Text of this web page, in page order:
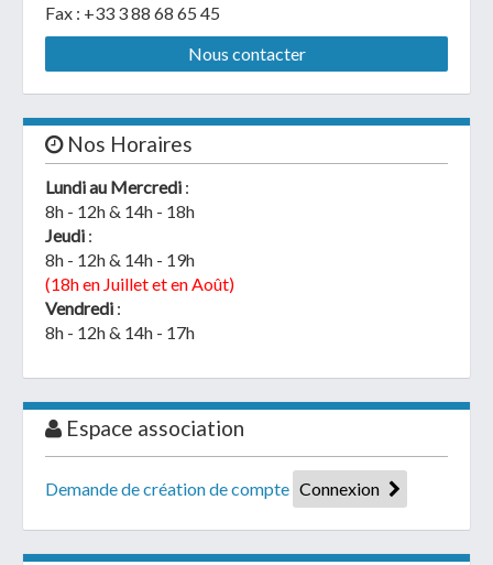
Fax : +33 3 88 68 65 45
Nous contacter
Nos Horaires
Lundi au Mercredi :
8h - 12h & 14h - 18h
Jeudi :
8h - 12h & 14h - 19h
(18h en Juillet et en Août)
Vendredi :
8h - 12h & 14h - 17h
Espace association
Demande de création de compte Connexion